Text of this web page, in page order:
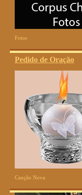
Fotos
Pedido de Oração
Canção Nova